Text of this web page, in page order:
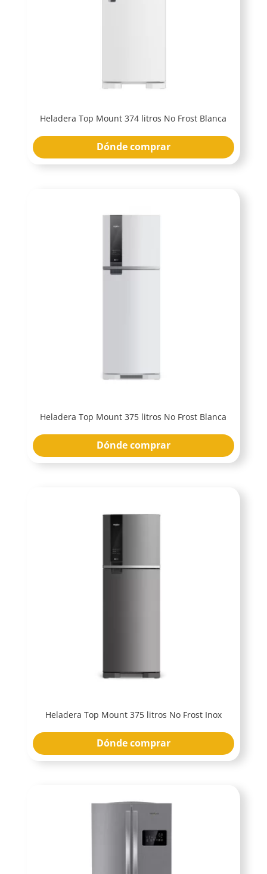
Heladera Top Mount 374 litros No Frost Blanca
Dónde comprar
Heladera Top Mount 375 litros No Frost Blanca
Dónde comprar
Heladera Top Mount 375 litros No Frost Inox
Dónde comprar